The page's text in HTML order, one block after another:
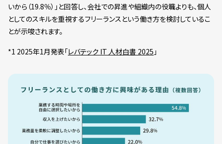
いから（19.8％）」と回答し、会社での昇進や組織内の役職よりも、個人
としてのスキルを重視するフリーランスという働き方を検討しているこ
とが示唆されます。
*1 2025年1月発表「レバテック IT 人材白書 2025 」